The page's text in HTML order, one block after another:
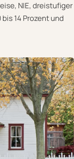
NIE, dreistufiger
14 Prozent und